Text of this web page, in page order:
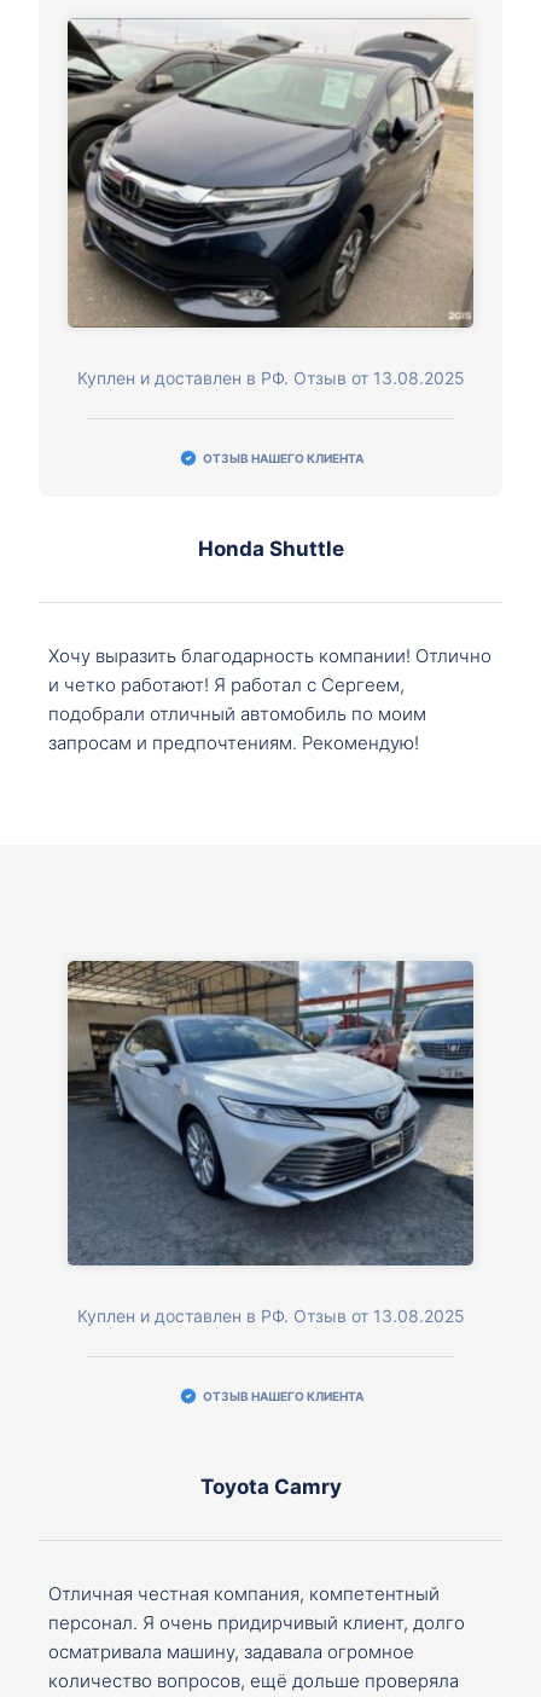
Куплен и доставлен в РФ. Отзыв от 13.08.2025
ОТЗЫВ НАШЕГО КЛИЕНТА
Honda Shuttle
Хочу выразить благодарность компании! Отлично
и четко работают! Я работал с Сергеем,
подобрали отличный автомобиль по моим
запросам и предпочтениям. Рекомендую!
Куплен и доставлен в РФ. Отзыв от 13.08.2025
ОТЗЫВ НАШЕГО КЛИЕНТА
Toyota Camry
Отличная честная компания, компетентный
персонал. Я очень придирчивый клиент, долго
осматривала машину, задавала огромное
количество вопросов, ещё дольше проверяла